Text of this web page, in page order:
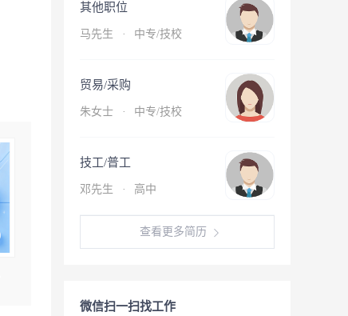
其他职位
马先生 · 中专/技校
贸易/采购
朱女士 · 中专/技校
技工/普工
邓先生 · 高中
查看更多简历
微信扫一扫找工作